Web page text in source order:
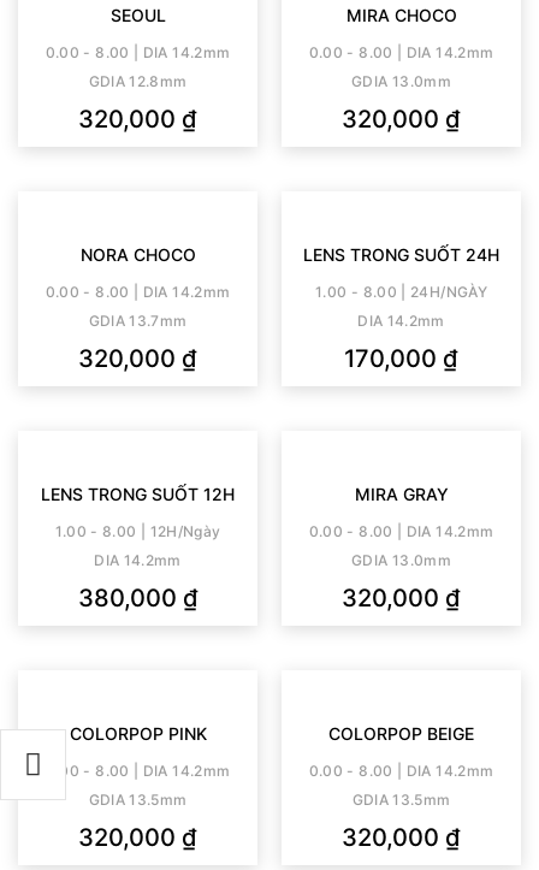
SEOUL
0.00 - 8.00 | DIA 14.2mm
GDIA 12.8mm
320,000 ₫
MIRA CHOCO
0.00 - 8.00 | DIA 14.2mm
GDIA 13.0mm
320,000 ₫
NORA CHOCO
0.00 - 8.00 | DIA 14.2mm
GDIA 13.7mm
320,000 ₫
LENS TRONG SUỐT 24H
1.00 - 8.00 | 24H/NGÀY
DIA 14.2mm
170,000 ₫
LENS TRONG SUỐT 12H
1.00 - 8.00 | 12H/Ngày
DIA 14.2mm
380,000 ₫
MIRA GRAY
0.00 - 8.00 | DIA 14.2mm
GDIA 13.0mm
320,000 ₫
COLORPOP PINK
0.00 - 8.00 | DIA 14.2mm
GDIA 13.5mm
320,000 ₫
COLORPOP BEIGE
0.00 - 8.00 | DIA 14.2mm
GDIA 13.5mm
320,000 ₫